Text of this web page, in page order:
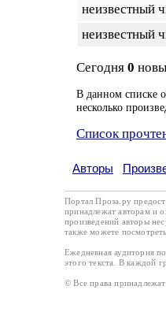
неизвестный
неизвестный
Сегодня 0
В данном списке
несколько
Список
Авторы
Портал Проза.ру
принадлежат авторам и
произведений авторы
также можете
Ежедневная аудитория
этого текста. В каждой
© Все права